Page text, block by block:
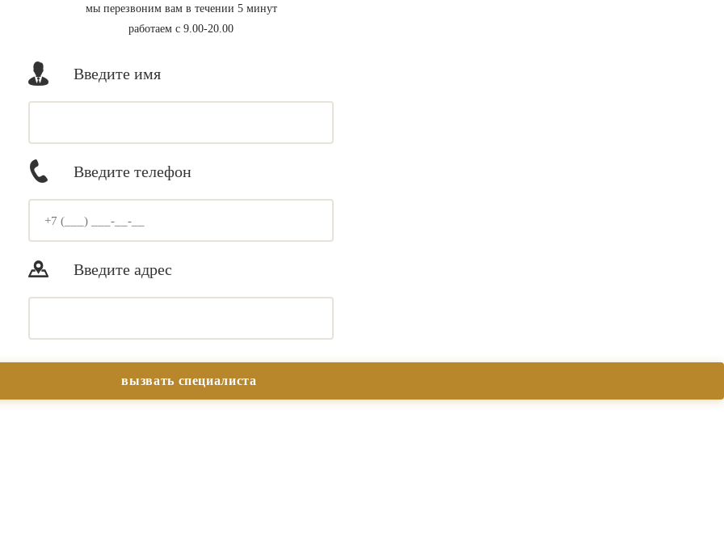
мы перезвоним вам в течении 5 минут
работаем с 9.00-20.00
Введите имя
Введите телефон
Введите адрес